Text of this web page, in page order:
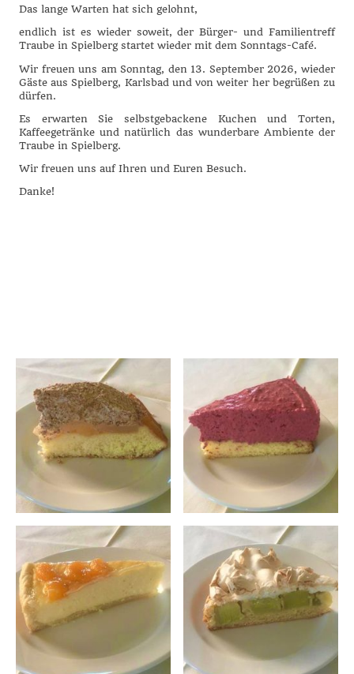
Das lange Warten hat sich gelohnt,
endlich ist es wieder soweit, der Bürger- und Familientreff
Traube in Spielberg startet wieder mit dem Sonntags-Café.
Wir freuen uns am Sonntag, den 13. September 2026, wieder
Gäste aus Spielberg, Karlsbad und von weiter her begrüßen zu
dürfen.
Es erwarten Sie selbstgebackene Kuchen und Torten,
Kaffeegetränke und natürlich das wunderbare Ambiente der
Traube in Spielberg.
Wir freuen uns auf Ihren und Euren Besuch.
Danke!